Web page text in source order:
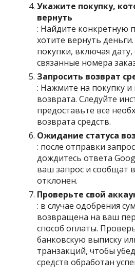
Укажите покупку,
вернуть
: Найдите конкретную
хотите вернуть
покупки, включая дату,
связанные номера
Запросить возврат
: Нажмите на покупку
возврата. Следуйте
предоставьте все
возврата средств.
Ожидание статуса
: после отправки
дождитесь ответа
ваш запрос и сообщат
отклонен.
Проверьте свой
: в случае одобрения
возвращена на ваш
способ оплаты.
банковскую выписку
транзакций, чтобы
средств обработан